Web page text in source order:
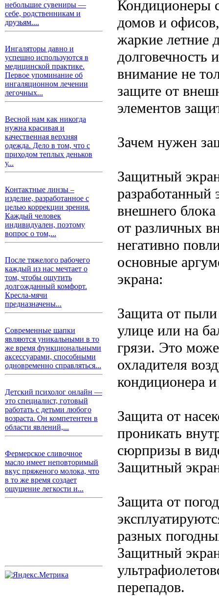
небольшие сувениры —
себе, родственникам и
друзьям....
Ингаляторы давно и
успешно используются в
медицинской практике.
Первое упоминание об
ингаляционном лечении
легочных...
Весной нам как никогда
нужна красивая и
качественная верхняя
одежда. Дело в том, что с
приходом теплых деньков
у...
Контактные линзы –
изделие, разработанное с
целью коррекции зрения.
Каждый человек
индивидуален, поэтому
вопрос о том,...
После тяжелого рабочего
каждый из нас мечтает о
том, чтобы ощутить
долгожданный комфорт.
Кресла-мячи
предназначены...
Современные шапки
являются уникальными в то
же время функциональными
аксессуарами, способными
одновременно справляться...
Детский психолог онлайн —
это специалист, готовый
работать с детьми любого
возраста. Он компетентен в
области явлений,...
Фермерское сливочное
масло имеет неповторимый
вкус пряженого молока, что
в то же время создает
ощущение легкости и...
Кондиционеры
домов и
жаркие летние
долговечность
внимание не
защите от
элементов
Зачем нужен
Защитный
разработанный
внешнего
от различных
негативно
основные
экрана:
Защита от
улице или на
грязи. Это
охладителя
кондиционера
Защита от
проникать
сюрпризы в
Защитный
Защита от
разных
Защитный
перепадов.